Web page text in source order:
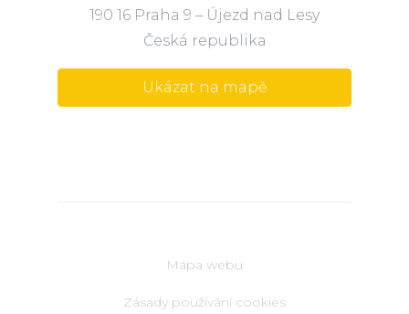
190 16 Praha 9 – Újezd nad Lesy
Česká republika
Ukázat na mapě
Mapa webu
Zásady používání cookies